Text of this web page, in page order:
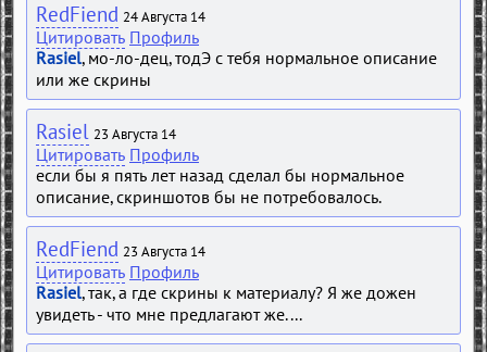
RedFiend 24 Августа 14
Цитировать Профиль
Rasiel, мо-ло-дец, тодЭ с тебя нормальное описание
или же скрины
Rasiel 23 Августа 14
Цитировать Профиль
если бы я пять лет назад сделал бы нормальное
описание, скриншотов бы не потребовалось.
RedFiend 23 Августа 14
Цитировать Профиль
Rasiel, так, а где скрины к материалу? Я же дожен
увидеть - что мне предлагают же....